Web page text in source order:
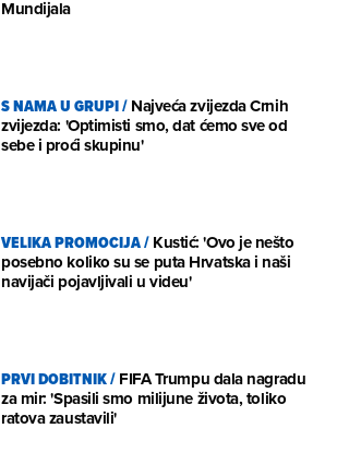
Mundijala
S NAMA U GRUPI/Najveća zvijezda Crnih
zvijezda: 'Optimisti smo, dat ćemo sve od
sebe i proći skupinu'
VELIKA PROMOCIJA/Kustić: 'Ovo je nešto
posebno koliko su se puta Hrvatska i naši
navijači pojavljivali u videu'
PRVI DOBITNIK/FIFA Trumpu dala nagradu
za mir: 'Spasili smo milijune života, toliko
ratova zaustavili'